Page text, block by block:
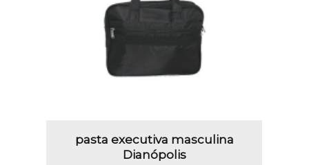
pasta executiva masculina
Dianópolis